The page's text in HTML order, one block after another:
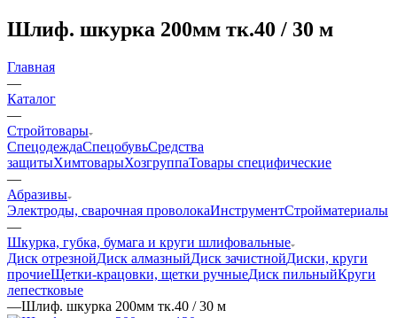
Шлиф. шкурка 200мм тк.40 / 30 м
Главная
—
Каталог
—
Стройтовары
СпецодеждаСпецобувьСредства
защитыХимтоварыХозгруппаТовары специфические
—
Абразивы
Электроды, сварочная проволокаИнструментСтройматериалы
—
Шкурка, губка, бумага и круги шлифовальные
Диск отрезнойДиск алмазныйДиск зачистнойДиски, круги
прочиеЩетки-крацовки, щетки ручныеДиск пильныйКруги
лепестковые
—Шлиф. шкурка 200мм тк.40 / 30 м